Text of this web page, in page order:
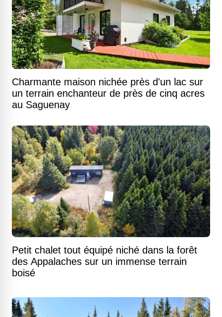
Charmante maison nichée près d'un lac sur
un terrain enchanteur de près de cinq acres
au Saguenay
Petit chalet tout équipé niché dans la forêt
des Appalaches sur un immense terrain
boisé